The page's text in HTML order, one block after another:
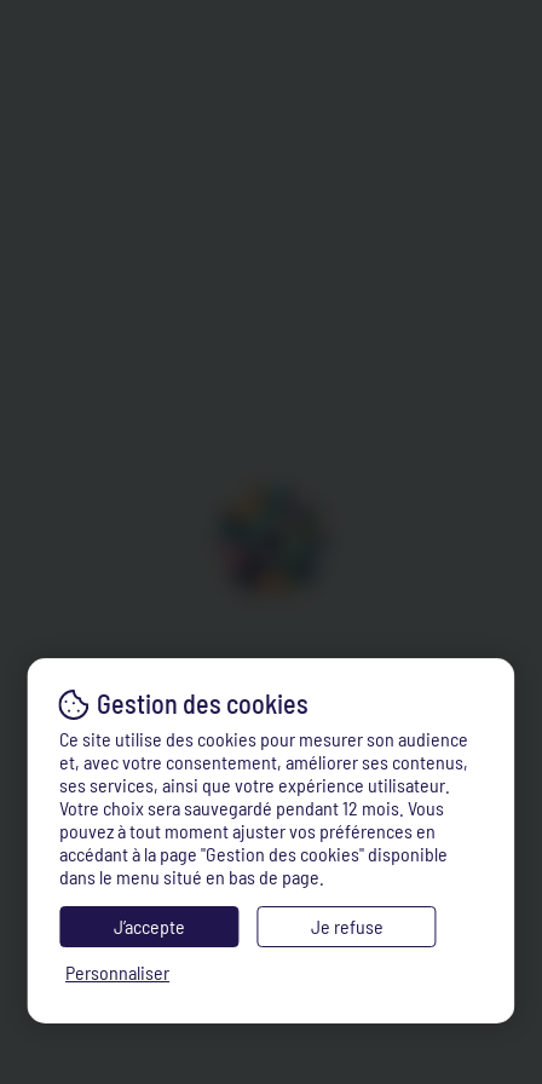
Ce site utilise des cookies pour mesurer son audience
et, avec votre consentement, améliorer ses contenus,
ses services, ainsi que votre expérience utilisateur.
Votre choix sera sauvegardé pendant 12 mois. Vous
pouvez à tout moment ajuster vos préférences en
accédant à la page "Gestion des cookies" disponible
dans le menu situé en bas de page.
J’accepte
Je refuse
Personnaliser